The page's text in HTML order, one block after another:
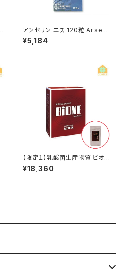
アンセリン エス 120粒 Anseri
n-S 機能性表示食品
¥5,184
【限定１】乳酸菌生産物質 ビオ
ネA スティック 10ml×30包
＋ 舞茸活性粒（180粒入り）1
¥18,360